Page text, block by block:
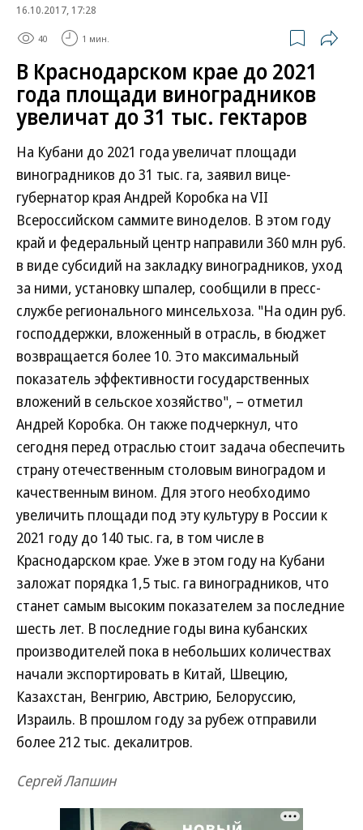
16.10.2017, 17:28
40 1 мин.
В Краснодарском крае до 2021
года площади виноградников
увеличат до 31 тыс. гектаров
На Кубани до 2021 года увеличат площади
виноградников до 31 тыс. га, заявил вице-
губернатор края Андрей Коробка на VII
Всероссийском саммите виноделов. В этом году
край и федеральный центр направили 360 млн руб.
в виде субсидий на закладку виноградников, уход
за ними, установку шпалер, сообщили в пресс-
службе регионального минсельхоза. "На один руб.
господдержки, вложенный в отрасль, в бюджет
возвращается более 10. Это максимальный
показатель эффективности государственных
вложений в сельское хозяйство", – отметил
Андрей Коробка. Он также подчеркнул, что
сегодня перед отраслью стоит задача обеспечить
страну отечественным столовым виноградом и
качественным вином. Для этого необходимо
увеличить площади под эту культуру в России к
2021 году до 140 тыс. га, в том числе в
Краснодарском крае. Уже в этом году на Кубани
заложат порядка 1,5 тыс. га виноградников, что
станет самым высоким показателем за последние
шесть лет. В последние годы вина кубанских
производителей пока в небольших количествах
начали экспортировать в Китай, Швецию,
Казахстан, Венгрию, Австрию, Белоруссию,
Израиль. В прошлом году за рубеж отправили
более 212 тыс. декалитров.
Сергей Лапшин